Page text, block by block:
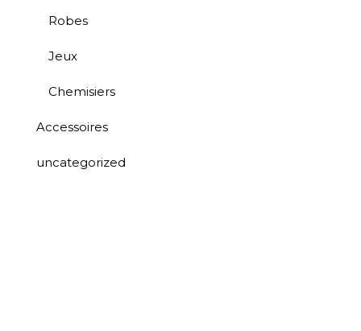
Robes
Jeux
Chemisiers
Accessoires
uncategorized